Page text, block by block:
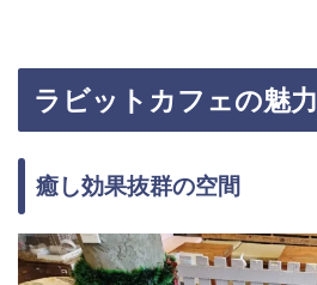
ラビットカフェの魅力
癒し効果抜群の空間